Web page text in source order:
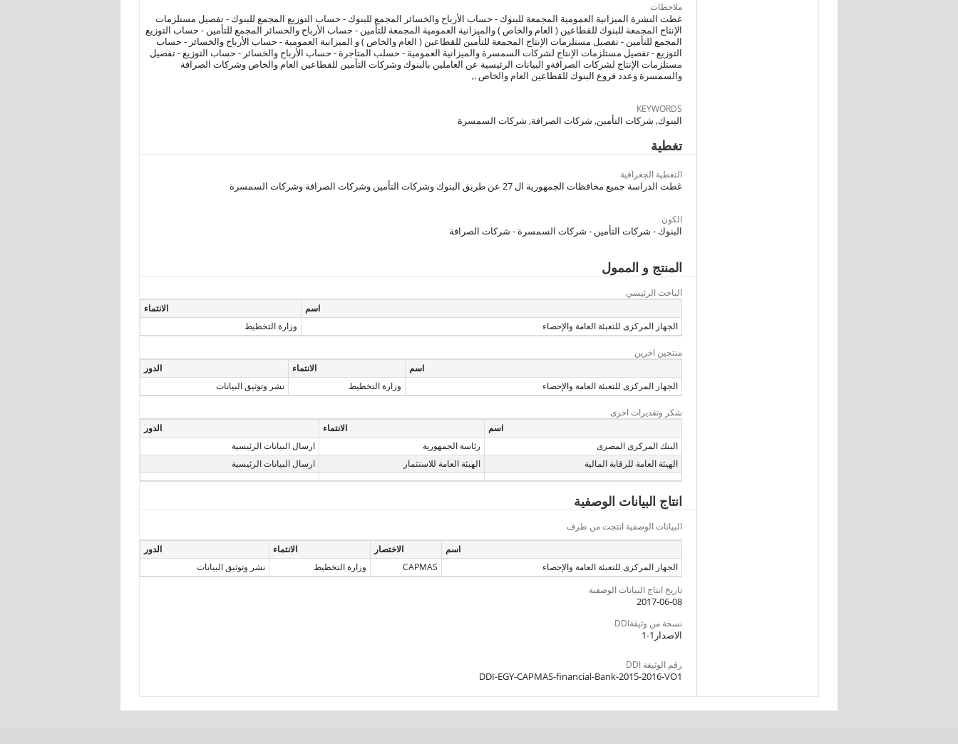
ملاحظات
غطت النشرة الميزانية العمومية المجمعة للبنوك - حساب الأرباح والخسائر المجمع للبنوك - حساب التوزيع المجمع للبنوك - تفصيل مستلزمات
الإنتاج المجمعة للبنوك للقطاعين ( العام والخاص ) والميزانية العمومية المجمعة للتأمين - حساب الأرباح والخسائر المجمع للتأمين - حساب التوزيع
المجمع للتأمين - تفصيل مستلزمات الإنتاج المجمعة للتأمين للقطاعين ( العام والخاص ) و الميزانية العمومية - حساب الأرباح والخسائر - حساب
التوزيع - تفصيل مستلزمات الإنتاج لشركات السمسرة والميزانية العمومية - حسلب المتاجرة - حساب الأرباح والخسائر - حساب التوزيع - تفصيل
مستلزمات الإنتاج لشركات الصرافةو البيانات الرئيسية عن العاملين بالبنوك وشركات التأمين للقطاعين العام والخاص وشركات الصرافة
والسمسرة وعدد فروع البنوك للقطاعين العام والخاص .,
KEYWORDS
البنوك, شركات التأمين, شركات الصرافة, شركات السمسرة
تغطية
التغطية الجغرافية
غطت الدراسة جميع محافظات الجمهورية ال 27 عن طريق البنوك وشركات التأمين وشركات الصرافة وشركات السمسرة
الكون
البنوك - شركات التأمين - شركات السمسرة - شركات الصرافة
المنتج و الممول
الباحث الرئيسي
اسم
الانتماء
الجهاز المركزى للتعبئة العامة والإحصاء
وزارة التخطيط
منتجين اخرين
اسم
الانتماء
الدور
الجهاز المركزى للتعبئة العامة والإحصاء
وزارة التخطيط نشر وتوثيق البيانات
شكر وتقديرات اخرى
اسم
الانتماء
الدور
البنك المركزى المصرى
رئاسة الجمهورية
ارسال البيانات الرئيسية
الهيئة العامة للرقابة المالية
الهيئة العامة للاستثمار ارسال البيانات الرئيسية
انتاج البيانات الوصفية
البيانات الوصفية انتجت من طرف
اسم
الاختصار الانتماء
الدور
الجهاز المركزى للتعبئة العامة والإحصاء
CAPMAS وزارة التخطيط
نشر وتوثيق البيانات
تاريخ انتاج البيانات الوصفية
2017-06-08
نسخة من وثيقةDDI
الاصدار1-1
رقم الوثيقة DDI
DDI-EGY-CAPMAS-financial-Bank-2015-2016-VO1